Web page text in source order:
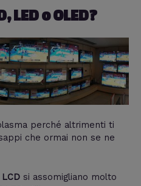
LED o OLED?
perché altrimenti ti
che ormai non se ne
LCD si assomigliano molto